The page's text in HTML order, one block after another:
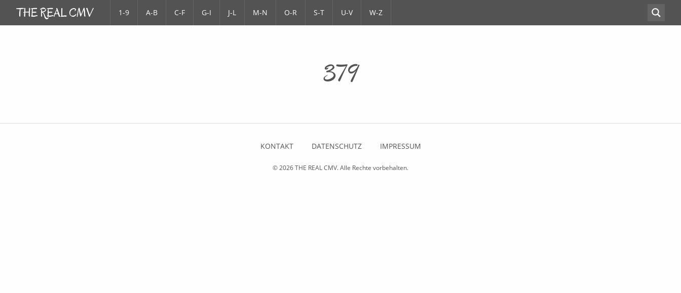
1-9 A-B C-F G-I J-L M-N O-R S-T U-V W-Z
379
KONTAKT DATENSCHUTZ IMPRESSUM
© 2026THE REAL CMV. Alle Rechte vorbehalten.